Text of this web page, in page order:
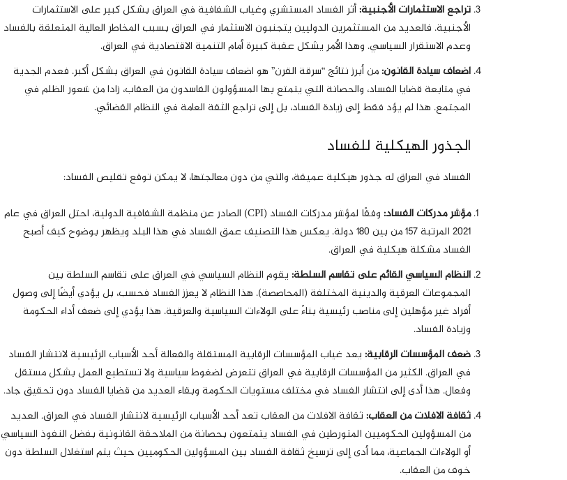
تراجع الاستثمارات الأجنبية:أثر الفساد المستشري وغياب الشفافية في العراق بشكل كبير على الاستثمارات
الأجنبية. فالعديد من المستثمرين الدوليين يتجنبون الاستثمار في العراق بسبب المخاطر العالية المتعلقة بالفساد
وعدم الاستقرار السياسي. وهذا الأمر يشكل عقبة كبيرة أمام التنمية الاقتصادية في العراق.
اضعاف سيادة القانون:من أبرز نتائج “سرقة القرن” هو اضعاف سيادة القانون في العراق بشكل أكبر. فعدم الجدية
في متابعة قضايا الفساد، والحصانة التي يتمتع بها المسؤولون الفاسدون من العقاب، زادا من شعور الظلم في
المجتمع. هذا لم يؤد فقط إلى زيادة الفساد، بل إلى تراجع الثقة العامة في النظام القضائي.
الجذور الهيكلية للفساد
الفساد في العراق له جذور هيكلية عميقة، والتي من دون معالجتها، لا يمكن توقع تقليص الفساد:
مؤشر مدركات الفساد:
وفقًا لمؤشر مدركات الفساد (CPI) الصادر عن منظمة الشفافية الدولية، احتل العراق في عام
2021 المرتبة 157 من بين 180 دولة. يعكس هذا التصنيف عمق الفساد في هذا البلد ويظهر بوضوح كيف أصبح
الفساد مشكلة هيكلية في العراق.
النظام السياسي القائم على تقاسم السلطة: يقوم النظام السياسي في العراق على تقاسم السلطة بين
المجموعات العرقية والدينية المختلفة (المحاصصة). هذا النظام لا يعزز الفساد فحسب، بل يؤدي أيضًا إلى وصول
أفراد غير مؤهلين إلى مناصب رئيسية بناءً على الولاءات السياسية والعرقية. هذا يؤدي إلى ضعف أداء الحكومة
وزيادة الفساد.
ضعف المؤسسات الرقابية: يعد غياب المؤسسات الرقابية المستقلة والفعالة أحد الأسباب الرئيسية لانتشار الفساد
في العراق. الكثير من المؤسسات الرقابية في العراق تتعرض لضغوط سياسية ولا تستطيع العمل بشكل مستقل
وفعال. هذا أدى إلى انتشار الفساد في مختلف مستويات الحكومة وبقاء العديد من قضايا الفساد دون تحقيق جاد.
ثقافة الافلات من العقاب: ثقافة الافلات من العقاب تعد أحد الأسباب الرئيسية لانتشار الفساد في العراق. العديد
من المسؤولين الحكوميين المتورطين في الفساد يتمتعون بحصانة من الملاحقة القانونية بفضل النفوذ السياسي
أو الولاءات الجماعية، مما أدى إلى ترسيخ ثقافة الفساد بين المسؤولين الحكوميين حيث يتم استغلال السلطة دون
خوف من العقاب.